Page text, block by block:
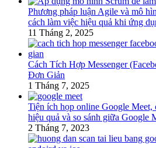
Phương pháp luận Agile và mô
cách làm việc hiệu quả khi ứng
11 Tháng 2, 2025
Cách Tích Hợp Messenger
Đơn Giản
1 Tháng 7, 2025
Tiện ích họp online Google Meet,
hiệu quả và so sánh giữa Google
2 Tháng 7, 2023